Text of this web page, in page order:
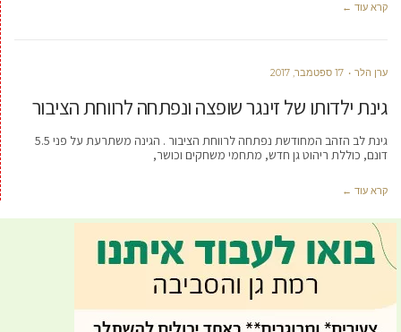
קרא עוד ←
ערן הלר 17 ספטמבר, 2017
גינת ילדותו של זינגר שופצה ונפתחה לרווחת הציבור
גינת לב הזהב המחודשת נפתחה לרווחת הציבור . הגינה משתרעת על פני 5.5
דונם, כוללת ריהוט גן חדש, מתחמי משחקים וכושר,
קרא עוד ←